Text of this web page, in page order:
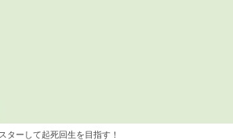
ターして起死回生を目指す！